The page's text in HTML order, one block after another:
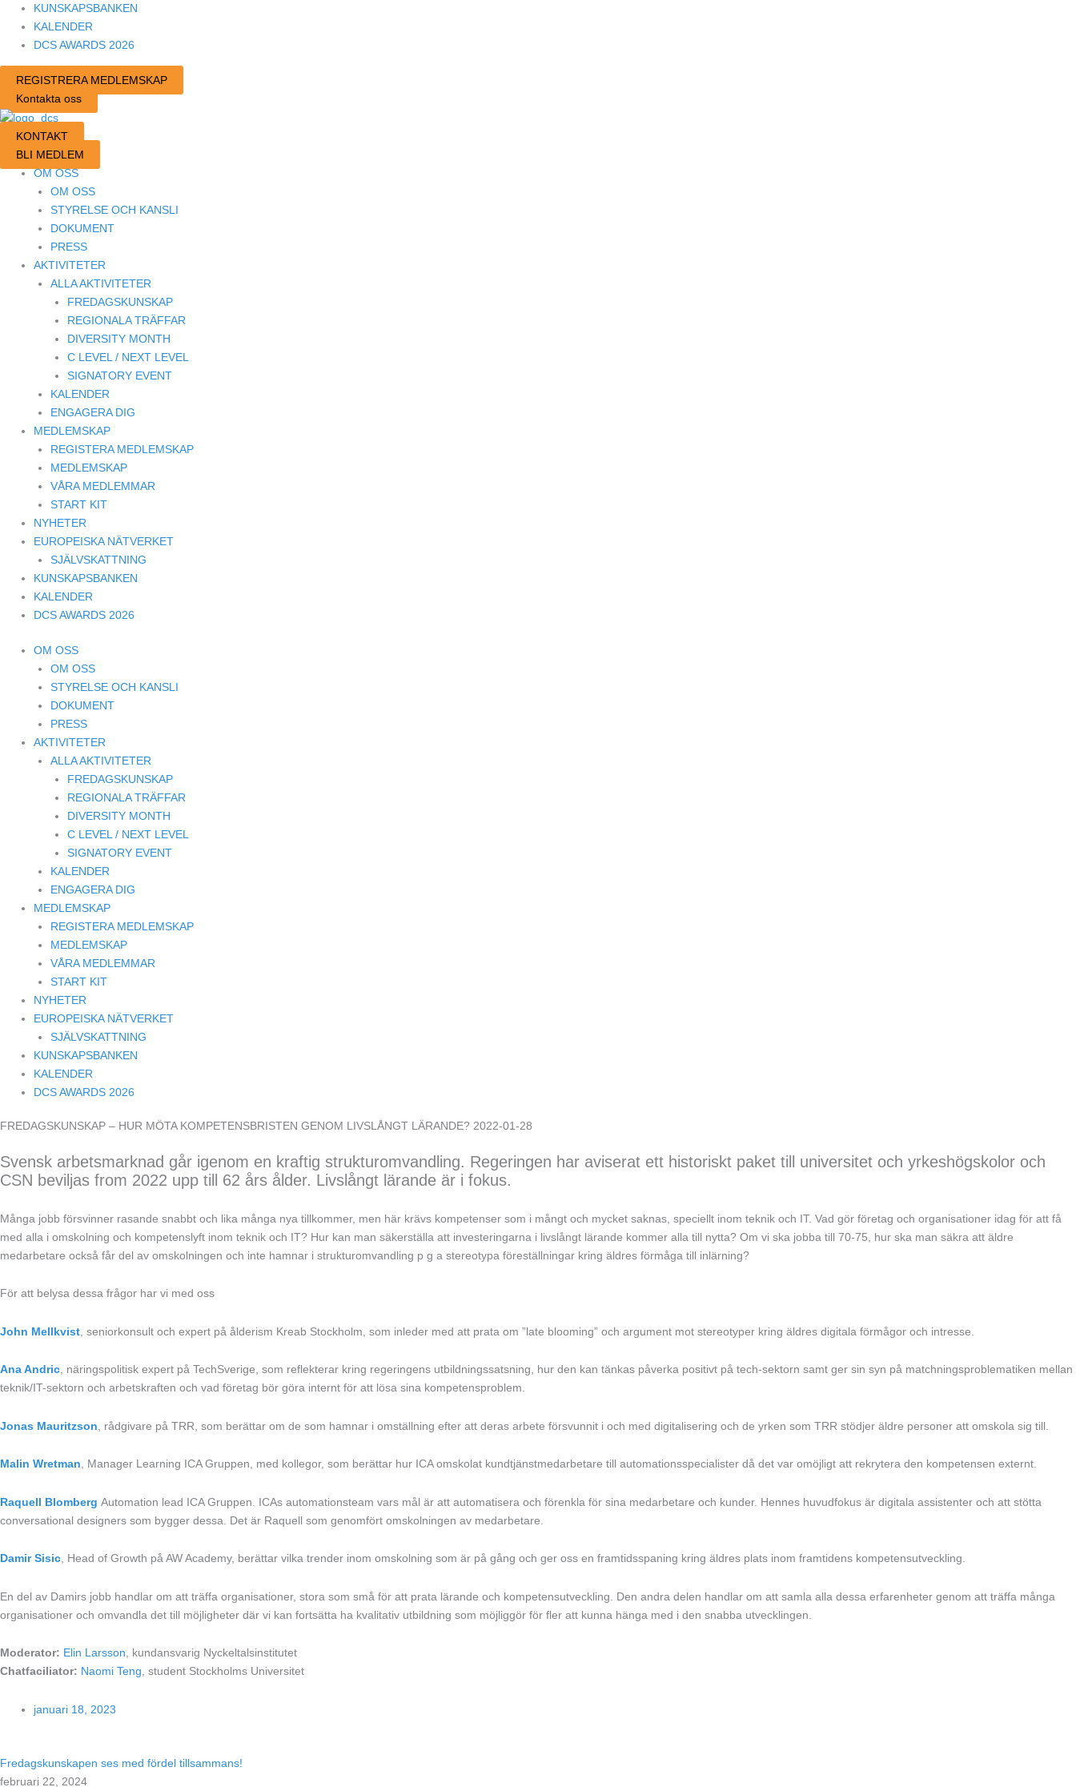
KUNSKAPSBANKEN
KALENDER
DCS AWARDS 2026
REGISTRERA MEDLEMSKAP
Kontakta oss
KONTAKT
BLI MEDLEM
OM OSS
OM OSS
STYRELSE OCH KANSLI
DOKUMENT
PRESS
AKTIVITETER
ALLA AKTIVITETER
FREDAGSKUNSKAP
REGIONALA TRÄFFAR
DIVERSITY MONTH
C LEVEL / NEXT LEVEL
SIGNATORY EVENT
KALENDER
ENGAGERA DIG
MEDLEMSKAP
REGISTERA MEDLEMSKAP
MEDLEMSKAP
VÅRA MEDLEMMAR
START KIT
NYHETER
EUROPEISKA NÄTVERKET
SJÄLVSKATTNING
KUNSKAPSBANKEN
KALENDER
DCS AWARDS 2026
OM OSS
OM OSS
STYRELSE OCH KANSLI
DOKUMENT
PRESS
AKTIVITETER
ALLA AKTIVITETER
FREDAGSKUNSKAP
REGIONALA TRÄFFAR
DIVERSITY MONTH
C LEVEL / NEXT LEVEL
SIGNATORY EVENT
KALENDER
ENGAGERA DIG
MEDLEMSKAP
REGISTERA MEDLEMSKAP
MEDLEMSKAP
VÅRA MEDLEMMAR
START KIT
NYHETER
EUROPEISKA NÄTVERKET
SJÄLVSKATTNING
KUNSKAPSBANKEN
KALENDER
DCS AWARDS 2026
FREDAGSKUNSKAP – HUR MÖTA KOMPETENSBRISTEN GENOM LIVSLÅNGT LÄRANDE? 2022-01-28
Svensk arbetsmarknad går igenom en kraftig strukturomvandling. Regeringen har aviserat ett historiskt paket till universitet och yrkeshögskolor och
CSN beviljas from 2022 upp till 62 års ålder. Livslångt lärande är i fokus.
Många jobb försvinner rasande snabbt och lika många nya tillkommer, men här krävs kompetenser som i mångt och mycket saknas, speciellt inom teknik och IT. Vad gör företag och organisationer idag för att få
med alla i omskolning och kompetenslyft inom teknik och IT? Hur kan man säkerställa att investeringarna i livslångt lärande kommer alla till nytta? Om vi ska jobba till 70-75, hur ska man säkra att äldre
medarbetare också får del av omskolningen och inte hamnar i strukturomvandling p g a stereotypa föreställningar kring äldres förmåga till inlärning?
För att belysa dessa frågor har vi med oss
John Mellkvist , seniorkonsult och expert på ålderism Kreab Stockholm, som inleder med att prata om ”late blooming” och argument mot stereotyper kring äldres digitala förmågor och intresse.
Ana Andric, näringspolitisk expert på TechSverige, som reflekterar kring regeringens utbildningssatsning, hur den kan tänkas påverka positivt på tech-sektorn samt ger sin syn på matchningsproblematiken mellan
teknik/IT-sektorn och arbetskraften och vad företag bör göra internt för att lösa sina kompetensproblem.
Jonas Mauritzson , rådgivare på TRR, som berättar om de som hamnar i omställning efter att deras arbete försvunnit i och med digitalisering och de yrken som TRR stödjer äldre personer att omskola sig till.
Malin Wretman, Manager Learning ICA Gruppen, med kollegor, som berättar hur ICA omskolat kundtjänstmedarbetare till automationsspecialister då det var omöjligt att rekrytera den kompetensen externt.
Raquell Blomberg Automation lead ICA Gruppen. ICAs automationsteam vars mål är att automatisera och förenkla för sina medarbetare och kunder. Hennes huvudfokus är digitala assistenter och att stötta
conversational designers som bygger dessa. Det är Raquell som genomfört omskolningen av medarbetare.
Damir Sisic, Head of Growth på AW Academy, berättar vilka trender inom omskolning som är på gång och ger oss en framtidsspaning kring äldres plats inom framtidens kompetensutveckling.
En del av Damirs jobb handlar om att träffa organisationer, stora som små för att prata lärande och kompetensutveckling. Den andra delen handlar om att samla alla dessa erfarenheter genom att träffa många
organisationer och omvandla det till möjligheter där vi kan fortsätta ha kvalitativ utbildning som möjliggör för fler att kunna hänga med i den snabba utvecklingen.
Moderator: Elin Larsson, kundansvarig Nyckeltalsinstitutet
Chatfaciliator: Naomi Teng, student Stockholms Universitet
januari 18, 2023
Fredagskunskapen ses med fördel tillsammans!
februari 22, 2024